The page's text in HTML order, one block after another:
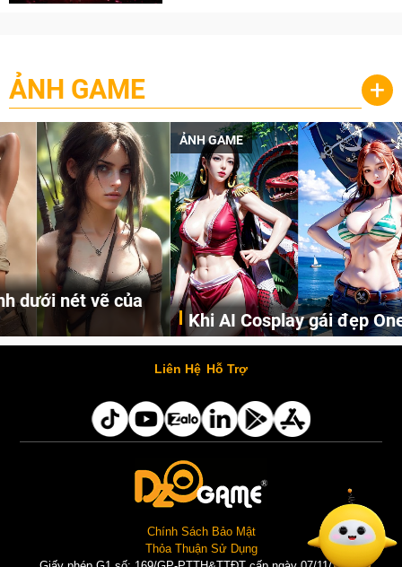
ẢNH GAME +
ẢNH GAME
Khi AI Cosplay gái đẹp One Piece
Những cô nàng nóng bỏng Boa Hancock, Nico Robin, Nami, Yamato hay Perona được AI vẽ lại dưới hình thức Cosplay cực kỳ chuẩn chỉnh.
Liên Hệ Hỗ Trợ
Chính Sách Bảo Mật
Thỏa Thuận Sử Dụng